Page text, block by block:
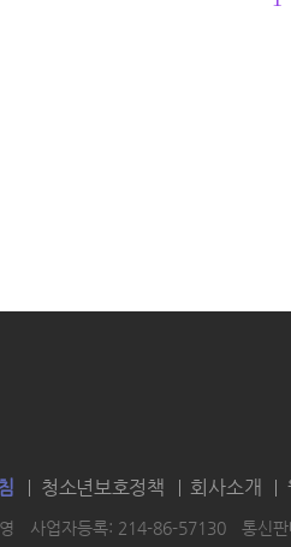
청소년보호정책 회사소개
사업자등록: 214-86-57130
통신